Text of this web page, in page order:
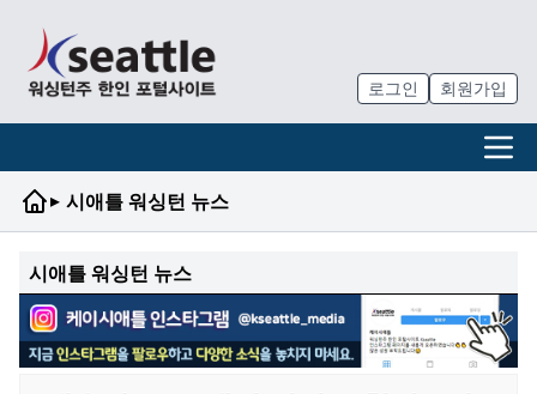
로그인 회원가입
▸ 시애틀 워싱턴 뉴스
시애틀 워싱턴 뉴스